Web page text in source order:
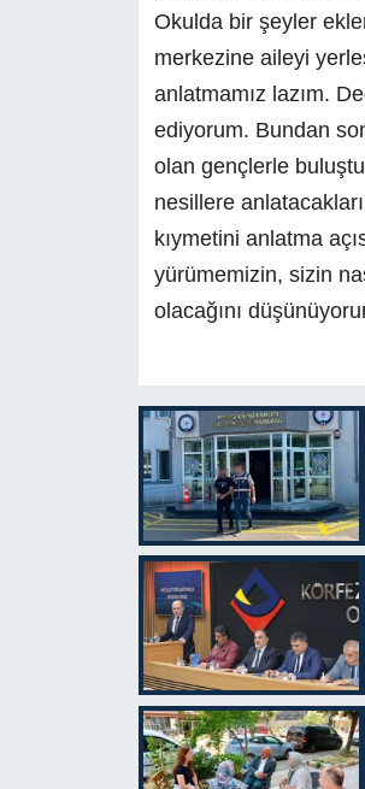
Okulda bir şeyler
merkezine aileyi
anlatmamız lazım.
ediyorum. Bundan
olan gençlerle
nesillere
kıymetini anlatma
yürümemizin, sizin
olacağını